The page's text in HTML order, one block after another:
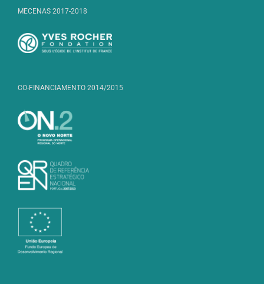
MECENAS 2017-2018
CO-FINANCIAMENTO 2014/2015